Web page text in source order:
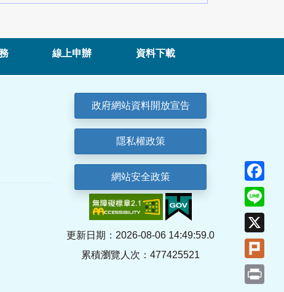
線上申辦 資料下載
政府網站資料開放宣告
隱私權政策
網站安全政策
更新日期：2026-08-06 14:49:59.0
累積瀏覽人次：477425521